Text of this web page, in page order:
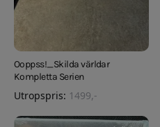
Ooppss!_Skilda världar
Kompletta Serien
Utropspris: 1499,-